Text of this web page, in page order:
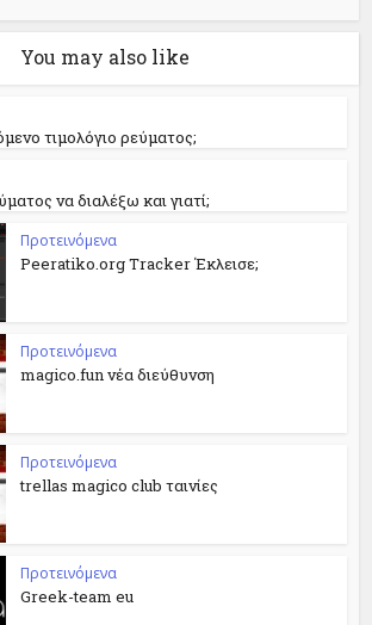
You may also like
τιμολόγιο ρεύματος;
να διαλέξω και γιατί;
Προτεινόμενα
Peeratiko.org Tracker Έκλεισε;
Προτεινόμενα
magico.fun νέα διεύθυνση
Προτεινόμενα
trellas magico club ταινίες
Προτεινόμενα
Greek-team eu